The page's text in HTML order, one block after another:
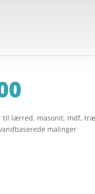
til lærred, masonit, mdf,
malinger